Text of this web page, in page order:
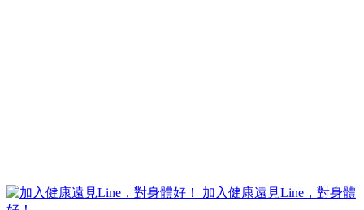
加入健康遠見Line，對身體